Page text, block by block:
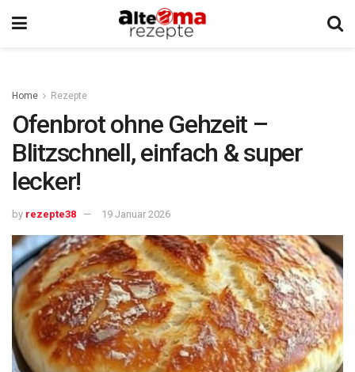
Home Rezepte
Ofenbrot ohne Gehzeit –
Blitzschnell, einfach & super
lecker!
by rezepte38 19 Januar 2026